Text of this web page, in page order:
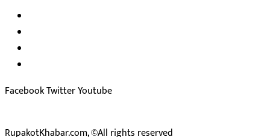
FacebookTwitterYoutube
RupakotKhabar.com, ©All rights reserved